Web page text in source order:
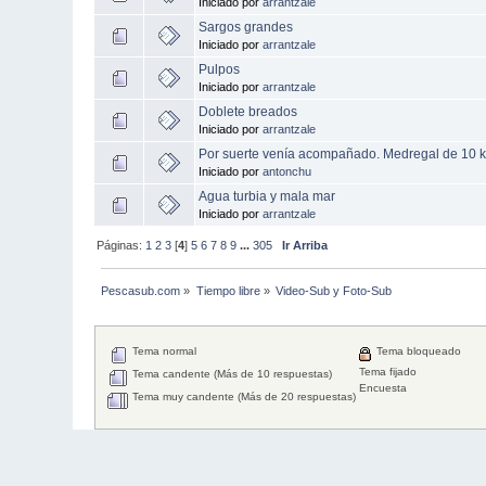
Sargos grandes
Iniciado porarrantzale
Pulpos
Iniciado porarrantzale
Doblete breados
Iniciado porarrantzale
Por suerte venía acompañado. Medregal de 10
Iniciado porantonchu
Agua turbia y mala mar
Iniciado porarrantzale
Páginas: 1 2 3 [4]5 6 7 8 9 ...305 Ir Arriba
Pescasub.com » Tiempo libre» Video-Sub y Foto-Sub
Tema normal
Tema candente (Más de 10 respuestas)
Tema muy candente (Más de 20 respuestas)
Tema bloqueado
Tema fijado
Encuesta